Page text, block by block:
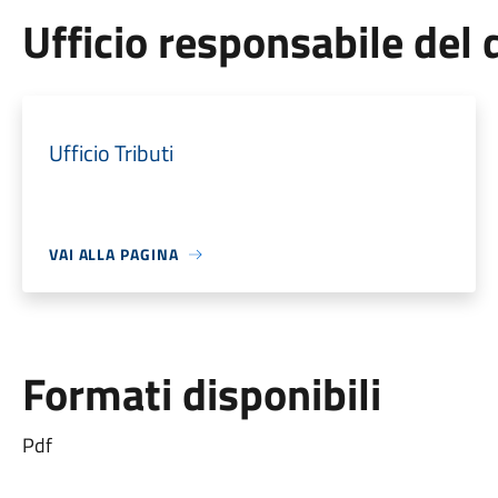
Ufficio responsabile del
Ufficio Tributi
VAI ALLA PAGINA
Formati disponibili
Pdf